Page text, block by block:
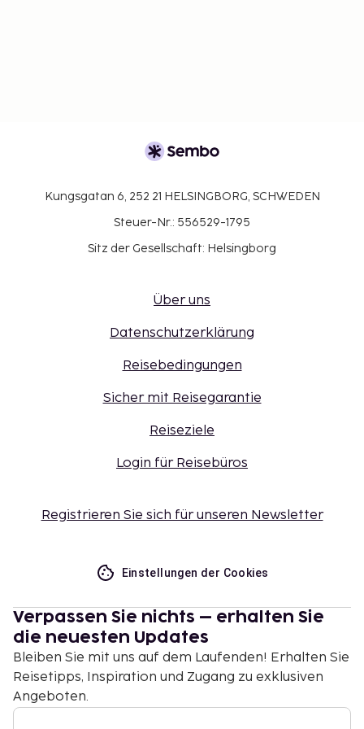
Kungsgatan 6, 252 21 HELSINGBORG, SCHWEDEN
Steuer-Nr.: 556529-1795
Sitz der Gesellschaft: Helsingborg
Über uns
Datenschutzerklärung
Reisebedingungen
Sicher mit Reisegarantie
Reiseziele
Login für Reisebüros
Registrieren Sie sich für unseren Newsletter
Einstellungen der Cookies
Verpassen Sie nichts – erhalten Sie
die neuesten Updates
Bleiben Sie mit uns auf dem Laufenden! Erhalten Sie
Reisetipps, Inspiration und Zugang zu exklusiven
Angeboten.